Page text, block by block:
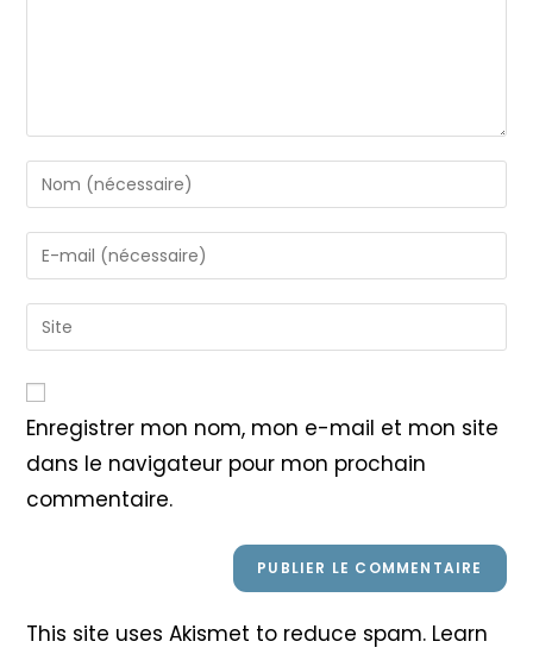
Enter
your
name
or
to
comment
Enter
your
email
address
Saisir
l’URL
votre
site
(facultatif)
Enregistrer mon nom, mon e-mail et mon site
dans le navigateur pour mon prochain
commentaire.
This site uses Akismet to reduce spam. Learn